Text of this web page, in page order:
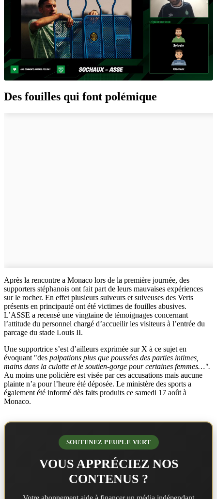
Des fouilles qui font polémique
Après la rencontre a Monaco lors de la première journée, des
supporters stéphanois ont fait part de leurs mauvaises expériences
sur le rocher. En effet plusieurs suiveurs et suiveuses des Verts
présents en principauté ont été victimes de fouilles abusives.
L’ASSE a recensé une vingtaine de témoignages concernant
l’attitude du personnel chargé d’accueilir les visiteurs à l’entrée du
parcage du stade Louis II.
Une supportrice s’est d’ailleurs exprimée sur X à ce sujet en
évoquant "des palpations plus que poussées des parties intimes,
mains dans la culotte et le soutien-gorge pour certaines femmes…".
Au moins une policière est visée par ces accusations mais aucune
plainte n’a pour l’heure été déposée. Le ministère des sports a
également été informé dès faits produits ce samedi 17 août à
Monaco.
SOUTENEZ PEUPLE VERT
VOUS APPRÉCIEZ NOS
CONTENUS ?